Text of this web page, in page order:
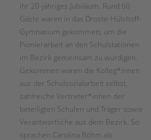
ihr 20-jähriges Jubiläum. Rund 60
Gäste waren in das Droste-Hülshoff-
Gymnasium gekommen, um die
Pionierarbeit an den Schulstationen
im Bezirk gemeinsam zu würdigen.
Gekommen waren die Kolleg*innen
aus der Schulsozialarbeit selbst,
zahlreiche Vertreter*innen der
beteiligten Schulen und Träger sowie
Verantwortliche aus dem Bezirk. So
sprachen Carolina Böhm als